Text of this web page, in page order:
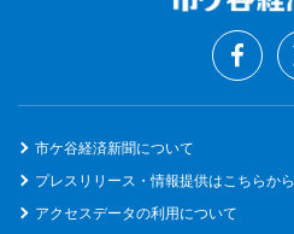
市ケ谷経済新聞について
プレスリリース・情報提供はこちらから
アクセスデータの利用について